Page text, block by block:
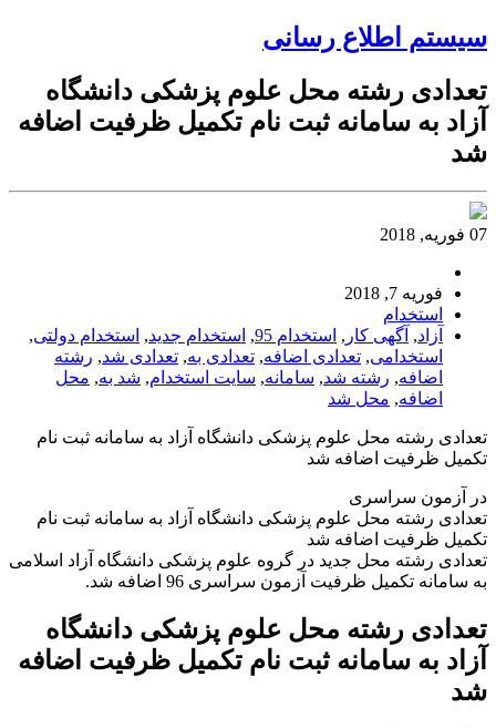
سیستم اطلاع رسانی
تعدادی رشته محل علوم پزشکی دانشگاه
آزاد به سامانه ثبت نام تکمیل ظرفیت اضافه
شد
07 فوریه, 2018
فوریه 7, 2018
استخدام
آزاد, آگهی کار , استخدام 95 , استخدام جدید, استخدام دولتی,
استخدامی, تعدادی اضافه, تعدادی به, تعدادی شد, رشته
اضافه, رشته شد, سامانه, سایت استخدام, شد به, محل
اضافه, محل شد
تعدادی رشته محل علوم پزشکی دانشگاه آزاد به سامانه ثبت نام
تکمیل ظرفیت اضافه شد
در آزمون سراسری
تعدادی رشته محل علوم پزشکی دانشگاه آزاد به سامانه ثبت نام
تکمیل ظرفیت اضافه شد
تعدادی رشته محل جدید در گروه علوم پزشکی دانشگاه آزاد اسلامی
به سامانه تکمیل ظرفیت آزمون سراسری 96 اضافه شد.
تعدادی رشته محل علوم پزشکی دانشگاه
آزاد به سامانه ثبت نام تکمیل ظرفیت اضافه
شد